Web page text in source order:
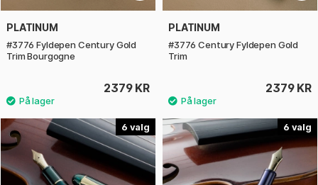
PLATINUM
#3776 Fyldepen Century Gold
Trim Bourgogne
2379 KR
PLATINUM
#3776 Century Fyldepen Gold
Trim
2379 KR
6 6